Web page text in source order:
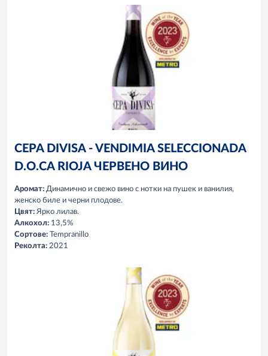
CEPA DIVISA - VENDIMIA SELECCIONADA
D.O.CA RIOJA ЧЕРВЕНО ВИНО
Аромат: Динамично и свежо вино с нотки на пушек и ванилия,
женско биле и черни плодове.
Цвят: Ярко лилав.
Алкохол: 13,5%
Сортове: Tempranillo
Реколта: 2021